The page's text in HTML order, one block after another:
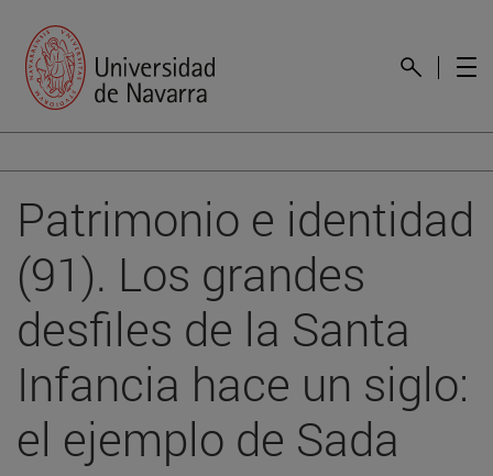
Patrimonio e identidad
(91). Los grandes
desfiles de la Santa
Infancia hace un siglo:
el ejemplo de Sada